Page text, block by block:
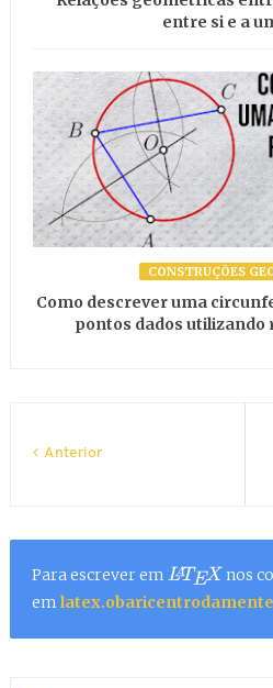
entre si e a
CONSTRUÇÕES
Como descrever uma
pontos dados utilizando
Anterior
Para escrever em LATEX nos
em